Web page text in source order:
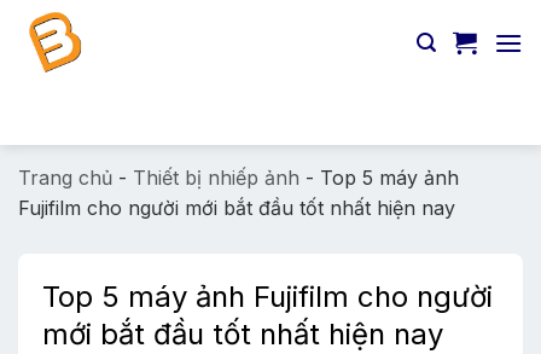
Chuyển
đến
Trang chủ - Thiết bị nhiếp ảnh - Top 5 máy ảnh
Fujifilm cho người mới bắt đầu tốt nhất hiện nay
Top 5 máy ảnh Fujifilm cho người
mới bắt đầu tốt nhất hiện nay